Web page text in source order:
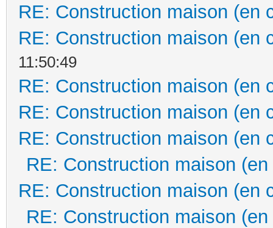
RE: Construction maison (en
RE: Construction maison (en
11:50:49
RE: Construction maison (en
RE: Construction maison (en
RE: Construction maison (en
RE: Construction maison
RE: Construction maison (en
RE: Construction maison